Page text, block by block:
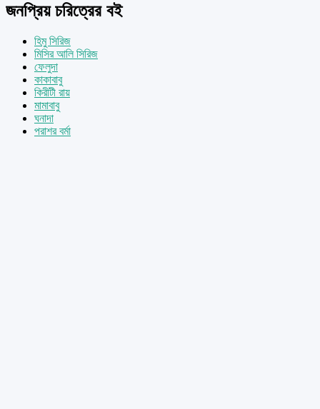
জনপ্রিয় চরিত্রের বই
হিমু সিরিজ
মিসির আলি সিরিজ
ফেলুদা
কাকাবাবু
কিরীটী রায়
মামাবাবু
ঘনাদা
পরাশর বর্মা